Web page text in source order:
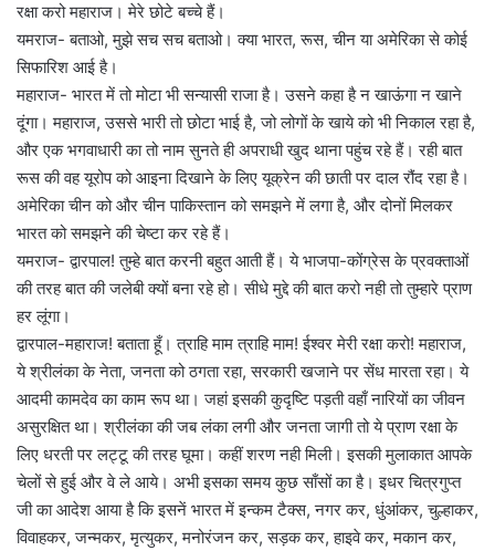
रक्षा करो महाराज। मेरे छोटे बच्चे हैं।
यमराज- बताओ, मुझे सच सच बताओ। क्या भारत, रूस, चीन या अमेरिका से कोई
सिफारिश आई है।
महाराज- भारत में तो मोटा भी सन्यासी राजा है। उसने कहा है न खाऊंगा न खाने
दूंगा। महाराज, उससे भारी तो छोटा भाई है, जो लोगों के खाये को भी निकाल रहा है,
और एक भगवाधारी का तो नाम सुनते ही अपराधी खुद थाना पहुंच रहे हैं। रही बात
रूस की वह यूरोप को आइना दिखाने के लिए यूक्रेन की छाती पर दाल रौंद रहा है।
अमेरिका चीन को और चीन पाकिस्तान को समझने में लगा है, और दोनों मिलकर
भारत को समझने की चेष्टा कर रहे हैं।
यमराज- द्वारपाल! तुम्हे बात करनी बहुत आती हैं। ये भाजपा-कोंग्रेस के प्रवक्ताओं
की तरह बात की जलेबी क्यों बना रहे हो। सीधे मुद्दे की बात करो नही तो तुम्हारे प्राण
हर लूंगा।
द्वारपाल-महाराज! बताता हूँ। त्राहि माम त्राहि माम! ईश्वर मेरी रक्षा करो! महाराज,
ये श्रीलंका के नेता, जनता को ठगता रहा, सरकारी खजाने पर सेंध मारता रहा। ये
आदमी कामदेव का काम रूप था। जहां इसकी कुदृष्टि पड़ती वहाँ नारियों का जीवन
असुरक्षित था। श्रीलंका की जब लंका लगी और जनता जागी तो ये प्राण रक्षा के
लिए धरती पर लट्टू की तरह घूमा। कहीं शरण नही मिली। इसकी मुलाकात आपके
चेलों से हुई और वे ले आये। अभी इसका समय कुछ साँसों का है। इधर चित्रगुप्त
जी का आदेश आया है कि इसनें भारत में इन्कम टैक्स, नगर कर, धुंआंकर, चुल्हाकर,
विवाहकर, जन्मकर, मृत्युकर, मनोरंजन कर, सड़क कर, हाइवे कर, मकान कर,